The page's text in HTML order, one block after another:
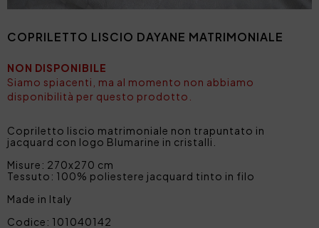
COPRILETTO LISCIO DAYANE MATRIMONIALE
NON DISPONIBILE
Siamo spiacenti, ma al momento non abbiamo
disponibilità per questo prodotto.
Copriletto liscio matrimoniale non trapuntato in
jacquard con logo Blumarine in cristalli.
Misure: 270x270 cm
Tessuto: 100% poliestere jacquard tinto in filo
Made in Italy
Codice: 101040142